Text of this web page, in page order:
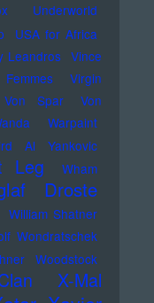
Underworld
USA for Africa
Leandros Vince
Virgin
Von Spar
Von
Warpaint
Al Yankovic
Leg
Wham
Droste
William Shatner
Wondratschek
Woodstock
X-Mal